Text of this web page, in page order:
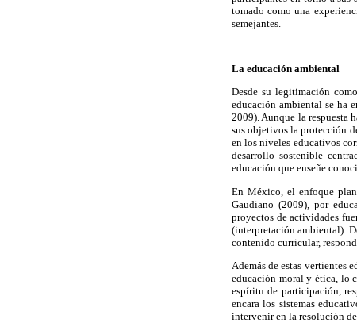
tomado como una
semejantes.
La educación ambiental
Desde su legitimación
educación ambiental se ha
2009). Aunque la respuesta
sus objetivos la protección
en los niveles educativos
desarrollo sostenible
educación que enseñe
En México, el enfoque
Gaudiano (2009), por
proyectos de actividades
(interpretación ambiental).
contenido curricular,
Además de estas vertientes
educación moral y ética, lo
espíritu de participación,
encara los sistemas
intervenir en la resolución